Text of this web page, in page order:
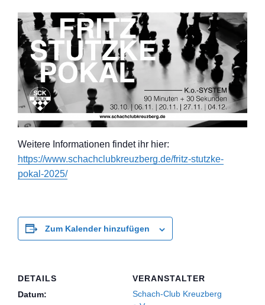
Weitere Informationen findet ihr hier:
https://www.schachclubkreuzberg.de/fritz-stutzke-
pokal-2025/
Zum Kalender hinzufügen
DETAILS
Datum:
VERANSTALTER
Schach-Club Kreuzberg